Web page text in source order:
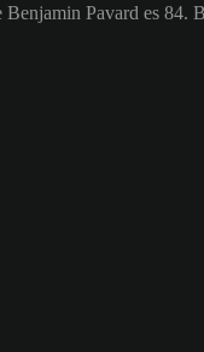
Pavard es 84.